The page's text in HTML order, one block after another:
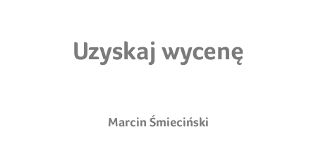
Uzyskaj wycenę
Marcin Śmieciński